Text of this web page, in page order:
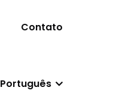
Contato
Português